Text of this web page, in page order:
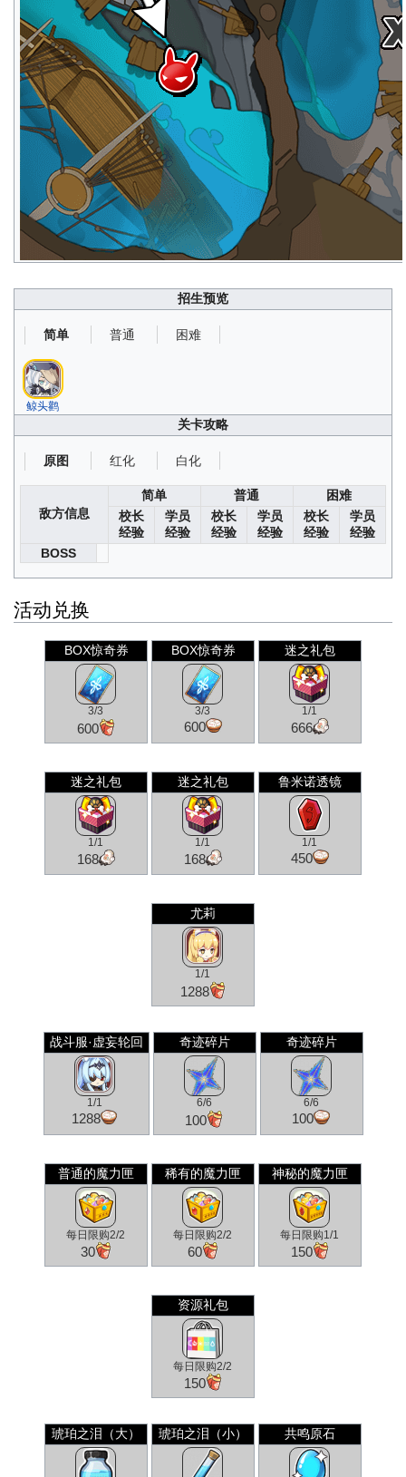
招生预览
简单 普通 困难
鲸头鹳
关卡攻略
原图 红化 白化
敌方信息
简单 普通
困难
校长
经验
学员
经验
校长
经验
学员
经验
校长
经验
学员
经验
BOSS
活动兑换
BOX惊奇券
3/3
600
BOX惊奇券
3/3
600
迷之礼包
1/1
666
迷之礼包
1/1
168
迷之礼包
1/1
168
鲁米诺透镜
1/1
450
尤莉
1/1
1288
战斗服·虚妄轮回
1/1
1288
奇迹碎片
6/6
100
奇迹碎片
6/6
100
普通的魔力匣
每日限购2/2
30
稀有的魔力匣
每日限购2/2
60
神秘的魔力匣
每日限购1/1
150
资源礼包
每日限购2/2
150
琥珀之泪（大） 琥珀之泪（小） 共鸣原石